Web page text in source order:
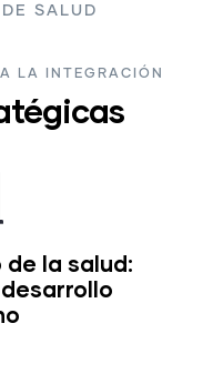
SALUD
LA INTEGRACIÓN
la salud: